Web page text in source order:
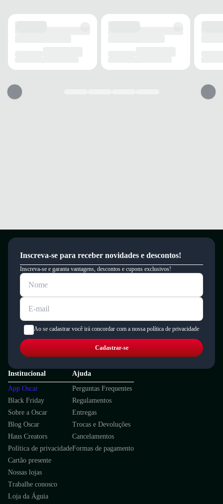
Quais os benefícios de escolher esse modelo?
Material em borracha que proporciona leveza e resistência para uso
prolongado.
Design ventilado que garante respirabilidade e conforto durante o uso.
Tira ajustável que oferece ajuste seguro e facilidade para calçar.
Conforto e segurança em cada passo para o seu dia a dia.
Dica de Tamanho
conforto característico da marca, recomendamos escolher um tamanho
maior que o habitual.
Garantia
Este produto possui uma garantia contra defeitos de fabricação válida por
um período de 90 dias.
Inscreva-se para receber novidades e descontos!
Inscreva-se e garanta vantagens, descontos e cupons exclusivos!
Ao se cadastrar você irá concordar com a nossa política de privacidade
Cadastrar-se
Institucional
App Oscar
Black Friday
Sobre a Oscar
Blog Oscar
Haus Creators
Política de privacidade
Cartão presente
Nossas lojas
Trabalhe conosco
Loja da Águia
Ajuda
Perguntas Frequentes
Regulamentos
Entregas
Trocas e Devoluções
Cancelamentos
Formas de pagamento